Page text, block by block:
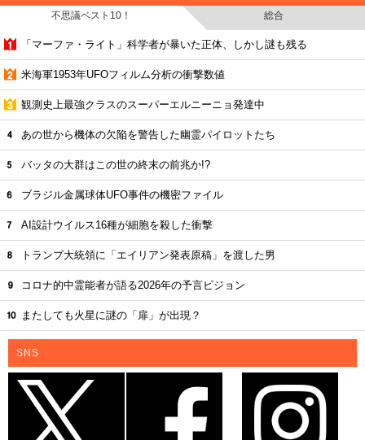
不思議ベスト10！ 総合
「マーファ・ライト」科学者が暴いた正体、しかし謎も残る
米海軍1953年UFOフィルム分析の衝撃数値
観測史上最強クラスのスーパーエルニーニョ発達中
あの世から機体の欠陥を警告した幽霊パイロットたち
バッタの大群はこの世の終末の前兆か!?
ブラジル金属球体UFO事件の機密ファイル
AI設計ウイルス16種が細胞を殺した衝撃
トランプ大統領に「エイリアン発表原稿」を渡した男
コロナ的中霊能者が語る2026年の予言ビジョン
またしても火星に謎の「扉」が出現？
SNS